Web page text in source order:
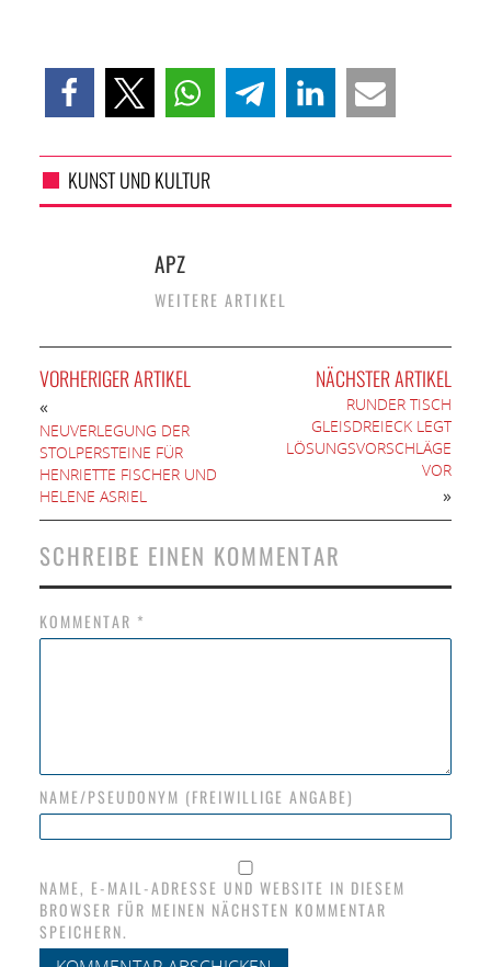
KUNST UND KULTUR
APZ
WEITERE ARTIKEL
VORHERIGER ARTIKEL
«
NEUVERLEGUNG DER
STOLPERSTEINE FÜR
HENRIETTE FISCHER UND
HELENE ASRIEL
NÄCHSTER ARTIKEL
RUNDER TISCH
GLEISDREIECK LEGT
LÖSUNGSVORSCHLÄGE
VOR
»
SCHREIBE EINEN KOMMENTAR
KOMMENTAR *
NAME/PSEUDONYM (FREIWILLIGE ANGABE)
NAME, E-MAIL-ADRESSE UND WEBSITE IN DIESEM
BROWSER FÜR MEINEN NÄCHSTEN KOMMENTAR
SPEICHERN.